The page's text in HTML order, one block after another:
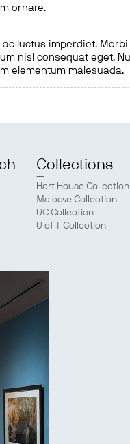
ornare.
luctus imperdiet.
nisl consequat eget.
elementum malesuada.
Collections
Hart House Collection
Malcove Collection
UC Collection
U of T Collection